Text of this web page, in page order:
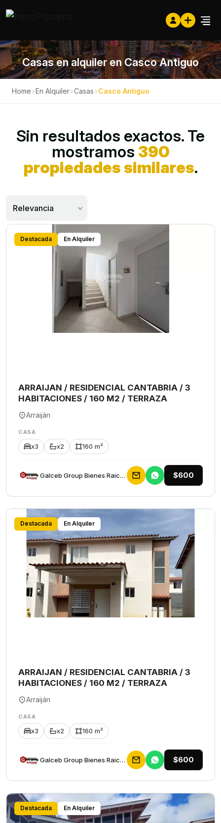
Casas en alquiler en Casco Antiguo
Home ›En Alquiler›Casas ›Casco Antiguo
Sin resultados exactos. Te
mostramos 390
propiedades similares.
Relevancia
Destacada En Alquiler
ARRAIJAN / RESIDENCIAL CANTABRIA / 3
HABITACIONES / 160 M2 / TERRAZA
Arraiján
CASA
x3 x2 160 m²
Galceb Group Bienes Raices $600
Destacada En Alquiler
ARRAIJAN / RESIDENCIAL CANTABRIA / 3
HABITACIONES / 160 M2 / TERRAZA
Arraiján
CASA
x3 x2 160 m²
Galceb Group Bienes Raices $600
Destacada En Alquiler